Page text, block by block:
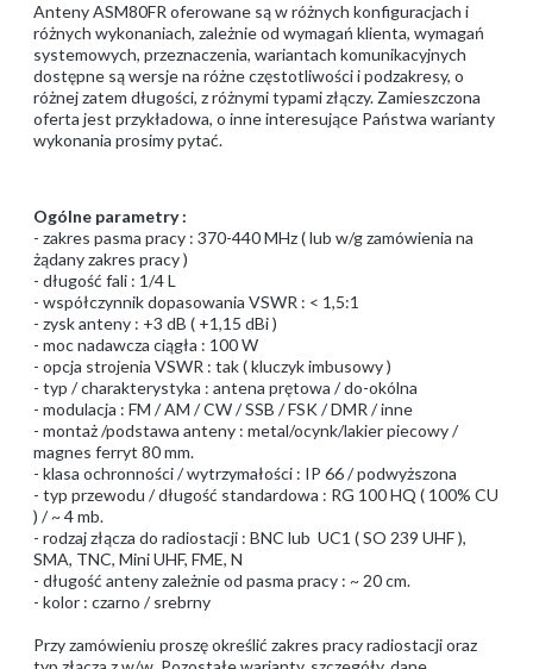
Anteny ASM80FR oferowane są w różnych konfiguracjach i
różnych wykonaniach, zależnie od wymagań klienta, wymagań
systemowych, przeznaczenia, wariantach komunikacyjnych
dostępne są wersje na różne częstotliwości i podzakresy, o
różnej zatem długości, z różnymi typami złączy. Zamieszczona
oferta jest przykładowa, o inne interesujące Państwa warianty
wykonania prosimy pytać.
Ogólne parametry :
- zakres pasma pracy : 370-440 MHz ( lub w/g zamówienia na
żądany zakres pracy )
- długość fali : 1/4 L
- współczynnik dopasowania VSWR : < 1,5:1
- zysk anteny : +3 dB ( +1,15 dBi )
- moc nadawcza ciągła : 100 W
- opcja strojenia VSWR : tak ( kluczyk imbusowy )
- typ / charakterystyka : antena prętowa / do-okólna
- modulacja : FM / AM / CW / SSB / FSK / DMR / inne
- montaż /podstawa anteny : metal/ocynk/lakier piecowy /
magnes ferryt 80 mm.
- klasa ochronności / wytrzymałości : IP 66 / podwyższona
- typ przewodu / długość standardowa : RG 100 HQ ( 100% CU
) / ~ 4 mb.
- rodzaj złącza do radiostacji : BNC lub UC1 ( SO 239 UHF ),
SMA, TNC, Mini UHF, FME, N
- długość anteny zależnie od pasma pracy : ~ 20 cm.
- kolor : czarno / srebrny
Przy zamówieniu proszę określić zakres pracy radiostacji oraz